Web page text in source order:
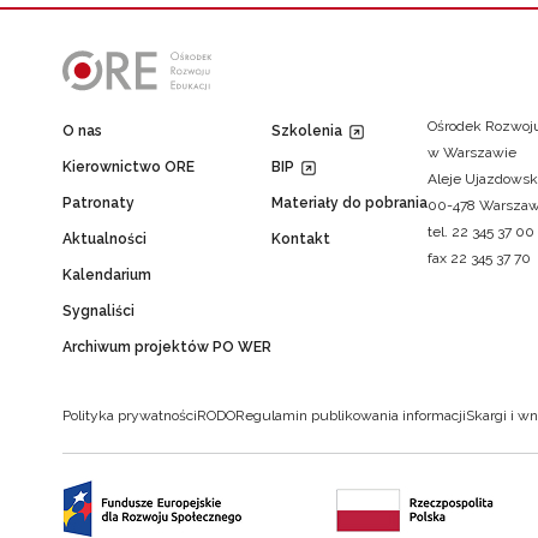
O nas
Kierownictwo ORE
Patronaty
Aktualności
Kalendarium
Sygnaliści
Archiwum projektów PO WER
Szkolenia
BIP
Materiały do pobrania
Kontakt
Ośrodek
w Warszawie
Aleje
00-478
tel. 22 345 37 00
fax 22 345 37 70
Polityka prywatnościRODORegulamin publikowania informacjiSkargi i